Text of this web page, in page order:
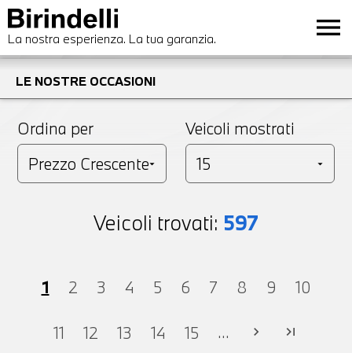
La nostra esperienza. La tua garanzia. menu
LE NOSTRE OCCASIONI
Ordina per Veicoli mostrati
Veicoli trovati: 597
1 2 3 4 5 6 7 8 9 10
11 12 13 14 15 ... chevron_right last_page